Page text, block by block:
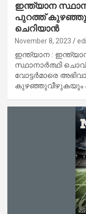
ഇന്ത്യാന
പുറത്ത്
ചെറിയാൻ
November 8, 2023
ഇന്ത്യാന :
സ്ഥാനാർത്ഥി
വോട്ടർമാരെ
കുഴഞ്ഞുവീഴുകയും